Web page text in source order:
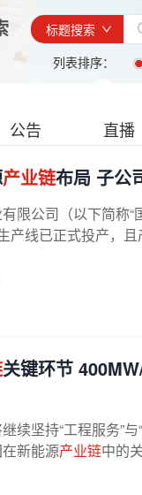
标题搜索
列表排序：
公告 直播
产业链布局 子公
限公司（以下简称
产线已正式投产，
关键环节
续坚持“工程服务”与“
新能源产业链中的